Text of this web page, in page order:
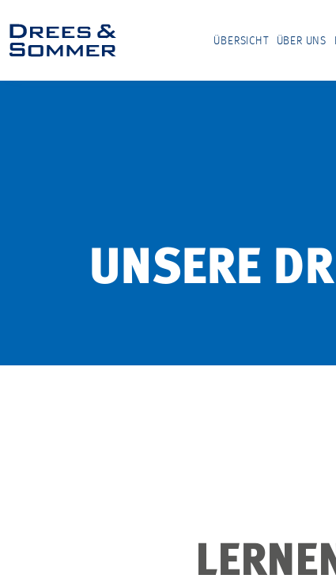
ÜBERSICHT ÜBER UNS
UNSERE